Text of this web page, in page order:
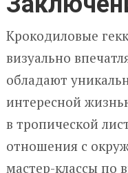
Крокодиловые
визуально
обладают
интересной
в тропической
отношения с
мастер-классы по